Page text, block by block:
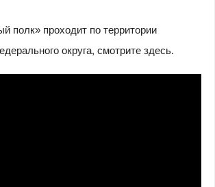
полк» проходит по территории
округа, смотрите здесь.